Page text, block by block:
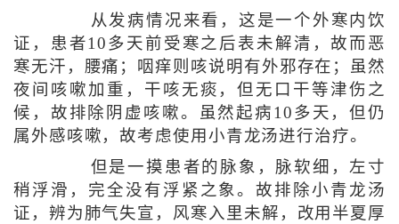
从发病情况来看，这是一个外寒内饮
证，患者10多天前受寒之后表未解清，故而恶
寒无汗，腰痛；咽痒则咳说明有外邪存在；虽然
夜间咳嗽加重，干咳无痰，但无口干等津伤之
候，故排除阴虚咳嗽。虽然起病10多天，但仍
属外感咳嗽，故考虑使用小青龙汤进行治疗。
但是一摸患者的脉象，脉软细，左寸
稍浮滑，完全没有浮紧之象。故排除小青龙汤
证，辨为肺气失宣，风寒入里未解，改用半夏厚